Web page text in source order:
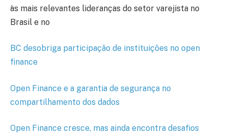
às mais relevantes lideranças do setor varejista no
Brasil e no
BC desobriga participação de instituições no open
finance
Open Finance e a garantia de segurança no
compartilhamento dos dados
Open Finance cresce, mas ainda encontra desafios